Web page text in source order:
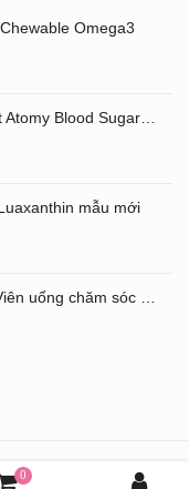
Omega3
Sản phẩm hạ đường huyết Atomy Blood Sugar Cut Bitter Melon chiết xuất mướp đắng hộp 60 gói
mẫu mới
- ĐT: 0971.435.586
0